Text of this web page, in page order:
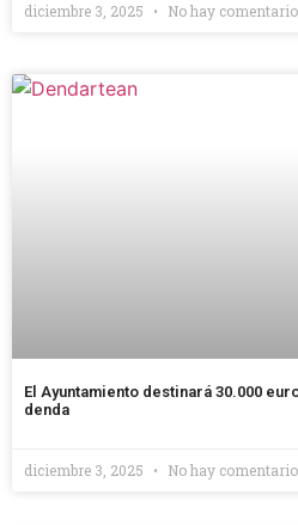
diciembre 3, 2025 No hay
El Ayuntamiento destinará 30.000
denda
diciembre 3, 2025 No hay